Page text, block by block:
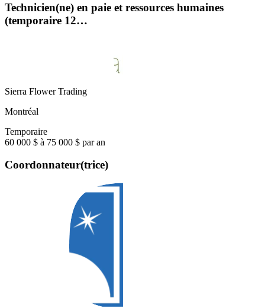
Technicien(ne) en paie et ressources humaines
(temporaire 12…
Sierra Flower Trading
Montréal
Temporaire
60 000 $ à 75 000 $ par an
Coordonnateur(trice)